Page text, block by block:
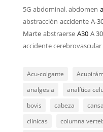
5G abdominal. abdomen
abstracción accidente A-
Marte abstraerse A30 A 30
accidente cerebrovascular
Acu-colgante
analgesia
analítica
bovis
cabeza
clínicas
columna